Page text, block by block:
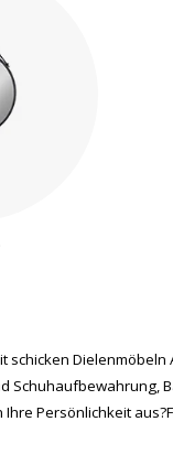
Persönlichkeit